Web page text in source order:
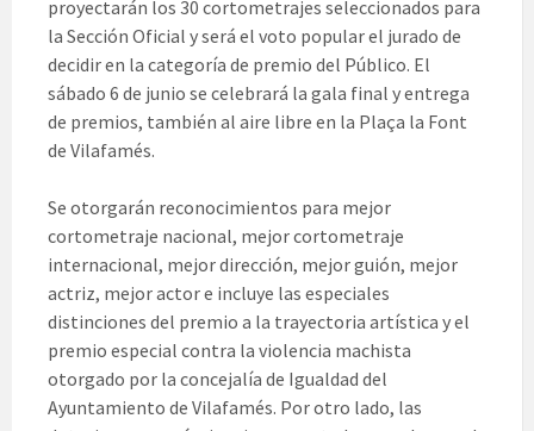
proyectarán los 30 cortometrajes seleccionados para
la Sección Oficial y será el voto popular el jurado de
decidir en la categoría de premio del Público. El
sábado 6 de junio se celebrará la gala final y entrega
de premios, también al aire libre en la Plaça la Font
de Vilafamés.
Se otorgarán reconocimientos para mejor
cortometraje nacional, mejor cortometraje
internacional, mejor dirección, mejor guión, mejor
actriz, mejor actor e incluye las especiales
distinciones del premio a la trayectoria artística y el
premio especial contra la violencia machista
otorgado por la concejalía de Igualdad del
Ayuntamiento de Vilafamés. Por otro lado, las